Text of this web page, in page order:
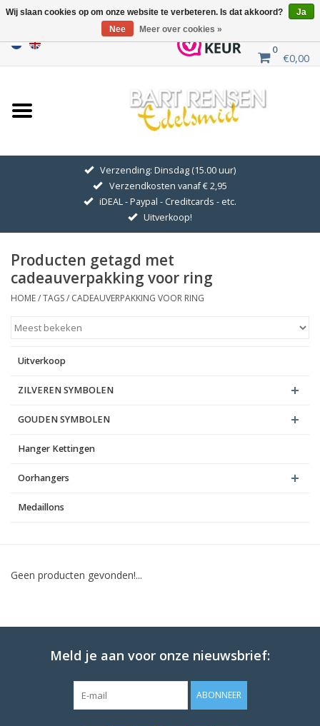
0
€0,00
Home
Uitverkoop
GOUDEN SYMBOLEN
Hanger Kettingen
Oorhangers
Verzending: Dinsdag (15.00 uur)
Verzendkosten vanaf € 2,95
iDEAL - Paypal - Creditcards - etc.
Uitverkoop!
Producten getagd met
cadeauverpakking voor ring
HOME/TAGS/ CADEAUVERPAKKING VOOR RING
Uitverkoop
ZILVEREN SYMBOLEN
GOUDEN SYMBOLEN
Hanger Kettingen
Oorhangers
Medaillons
Geen producten gevonden!...
Meld je aan voor onze nieuwsbrief:
ABONNEER
Wij slaan cookies op om onze website te verbeteren. Is dat akkoord?
Ja
Nee
Meer over cookies »